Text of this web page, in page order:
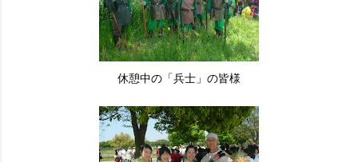
休憩中の「兵士」の皆様